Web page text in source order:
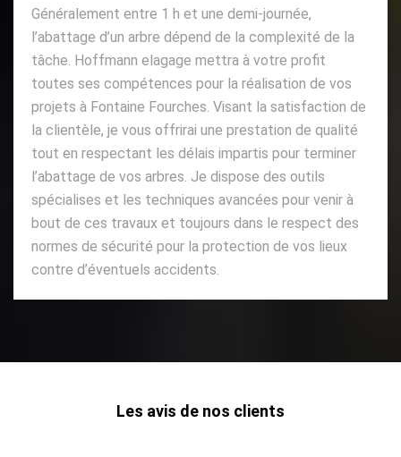
Généralement entre 1 h et une demi-journée,
l’abattage d’un arbre dépend de la complexité de la
tâche. Hoffmann elagage mettra à votre profit
toutes ses compétences pour la réalisation de vos
projets à Fontaine Fourches. Visant la satisfaction de
la clientèle, je vous offrirai une prestation de qualité
tout en respectant les délais impartis pour terminer
l’abattage de vos arbres. Je dispose des outils
spécialises et les techniques avancées pour venir à
bout de ces travaux et toujours dans le respect des
normes de sécurité pour la protection de vos lieux
contre d’éventuels accidents.
Les avis de nos clients